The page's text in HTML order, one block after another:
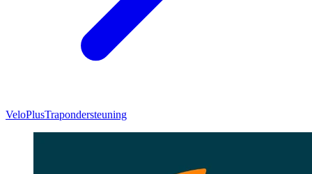
VeloPlusTrapondersteuning